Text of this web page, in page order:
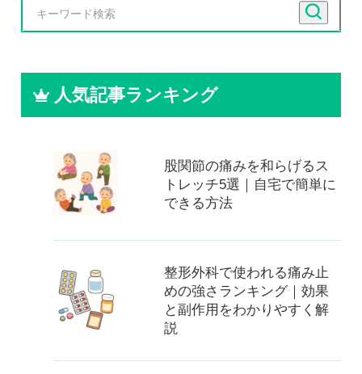
人気記事ランキング
股関節の痛みを和らげるス
トレッチ5選｜自宅で簡単に
できる方法
整形外科で使われる痛み止
めの強さランキング｜効果
と副作用をわかりやすく解
説